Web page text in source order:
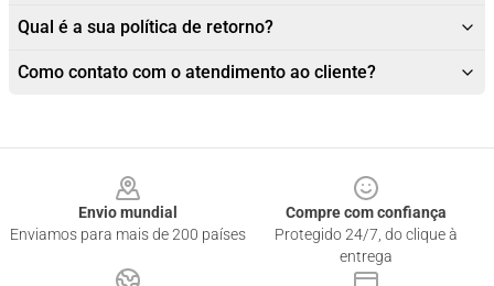
Qual é a sua política de retorno?
Como contato com o atendimento ao cliente?
Envio mundial
Enviamos para mais de 200 países
Compre com confiança
Protegido 24/7, do clique à
entrega